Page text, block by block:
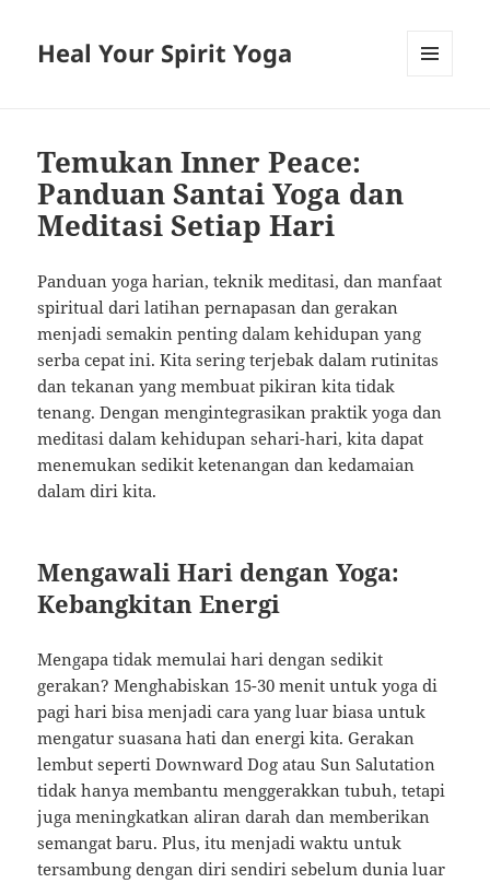
Heal Your Spirit Yoga
Temukan Inner Peace:
Panduan Santai Yoga dan
Meditasi Setiap Hari
Panduan yoga harian, teknik meditasi, dan manfaat
spiritual dari latihan pernapasan dan gerakan
menjadi semakin penting dalam kehidupan yang
serba cepat ini. Kita sering terjebak dalam rutinitas
dan tekanan yang membuat pikiran kita tidak
tenang. Dengan mengintegrasikan praktik yoga dan
meditasi dalam kehidupan sehari-hari, kita dapat
menemukan sedikit ketenangan dan kedamaian
dalam diri kita.
Mengawali Hari dengan Yoga:
Kebangkitan Energi
Mengapa tidak memulai hari dengan sedikit
gerakan? Menghabiskan 15-30 menit untuk yoga di
pagi hari bisa menjadi cara yang luar biasa untuk
mengatur suasana hati dan energi kita. Gerakan
lembut seperti Downward Dog atau Sun Salutation
tidak hanya membantu menggerakkan tubuh, tetapi
juga meningkatkan aliran darah dan memberikan
semangat baru. Plus, itu menjadi waktu untuk
tersambung dengan diri sendiri sebelum dunia luar